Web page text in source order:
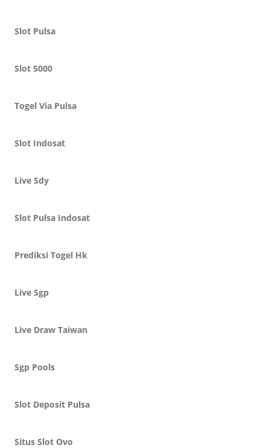
Slot Pulsa
Slot 5000
Togel Via Pulsa
Slot Indosat
Live Sdy
Slot Pulsa Indosat
Prediksi Togel Hk
Live Sgp
Live Draw Taiwan
Sgp Pools
Slot Deposit Pulsa
Situs Slot Ovo